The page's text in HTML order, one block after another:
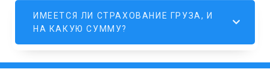
ИМЕЕТСЯ ЛИ СТРАХОВАНИЕ ГРУЗА, И
НА КАКУЮ СУММУ?